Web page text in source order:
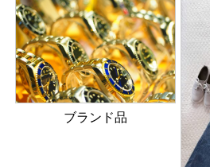
ブランド品